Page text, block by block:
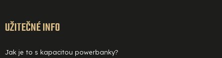
UŽITEČNÉ INFO
Jak je to s kapacitou powerbanky?